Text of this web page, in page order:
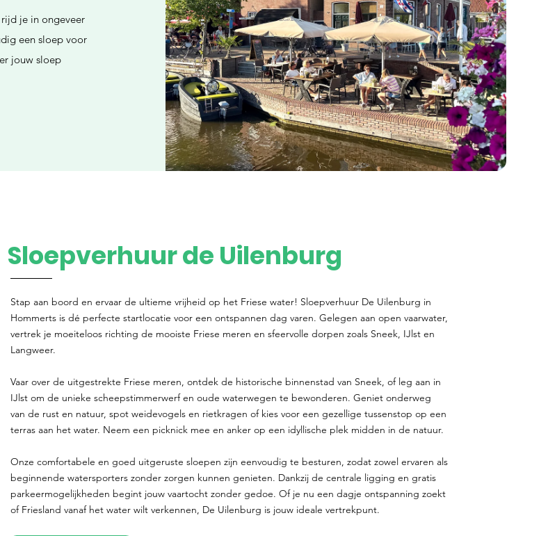
je in ongeveer
een sloep voor
jouw sloep
Sloepverhuur de Uilenburg
Stap aan boord en ervaar de ultieme vrijheid op het Friese water! Sloepverhuur De Uilenburg in
Hommerts is dé perfecte startlocatie voor een ontspannen dag varen. Gelegen aan open vaarwater,
vertrek je moeiteloos richting de mooiste Friese meren en sfeervolle dorpen zoals Sneek, IJlst en
Langweer.
Vaar over de uitgestrekte Friese meren, ontdek de historische binnenstad van Sneek, of leg aan in
IJlst om de unieke scheepstimmerwerf en oude waterwegen te bewonderen. Geniet onderweg
van de rust en natuur, spot weidevogels en rietkragen of kies voor een gezellige tussenstop op een
terras aan het water. Neem een picknick mee en anker op een idyllische plek midden in de natuur.
Onze comfortabele en goed uitgeruste sloepen zijn eenvoudig te besturen, zodat zowel ervaren als
beginnende watersporters zonder zorgen kunnen genieten. Dankzij de centrale ligging en gratis
parkeermogelijkheden begint jouw vaartocht zonder gedoe. Of je nu een dagje ontspanning zoekt
of Friesland vanaf het water wilt verkennen, De Uilenburg is jouw ideale vertrekpunt.